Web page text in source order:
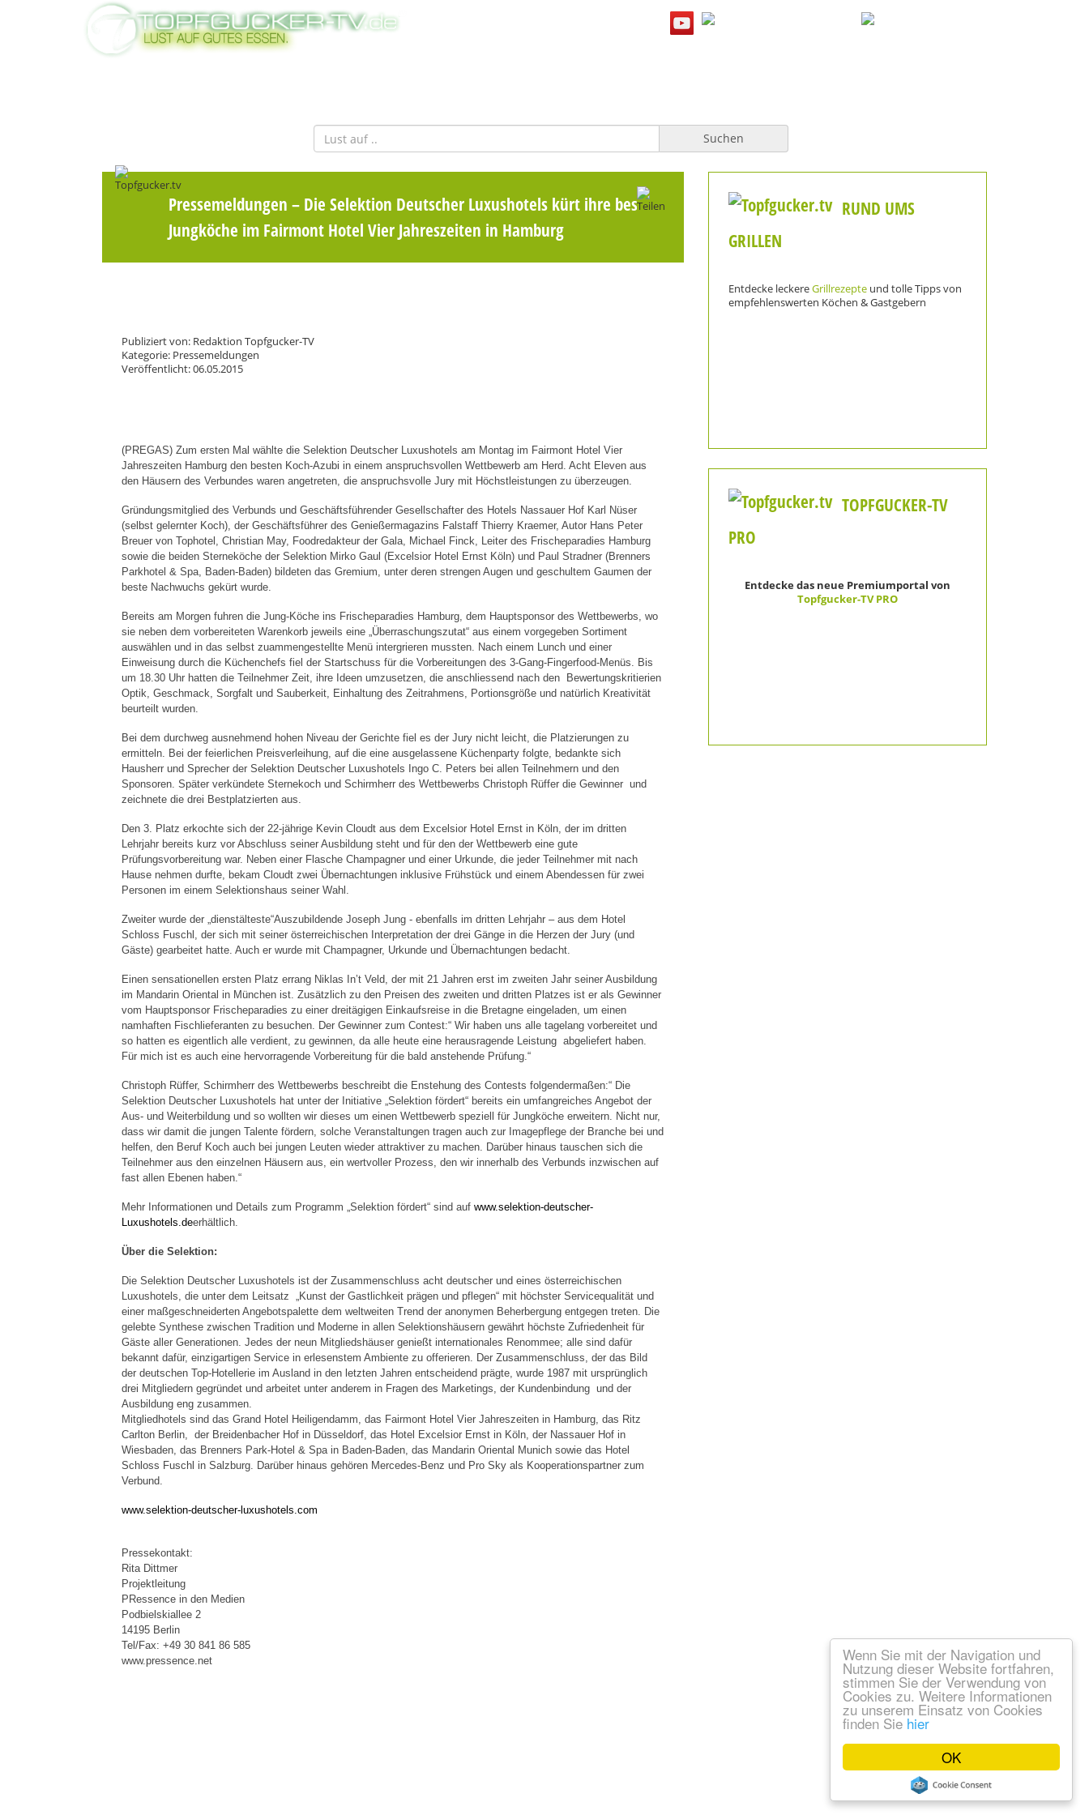
OK
Wenn Sie mit der Navigation und
Nutzung dieser Website fortfahren,
stimmen Sie der Verwendung von
Cookies zu. Weitere Informationen
zu unserem Einsatz von Cookies
finden Sie hier
Suchen
Pressemeldungen – Die Selektion Deutscher Luxushotels kürt ihre besten
Jungköche im Fairmont Hotel Vier Jahreszeiten in Hamburg
Publiziert von: Redaktion Topfgucker-TV
Kategorie: Pressemeldungen
Veröffentlicht: 06.05.2015
(PREGAS) Zum ersten Mal wählte die Selektion Deutscher Luxushotels am Montag im Fairmont Hotel Vier
Jahreszeiten Hamburg den besten Koch-Azubi in einem anspruchsvollen Wettbewerb am Herd. Acht Eleven aus
den Häusern des Verbundes waren angetreten, die anspruchsvolle Jury mit Höchstleistungen zu überzeugen.
Gründungsmitglied des Verbunds und Geschäftsführender Gesellschafter des Hotels Nassauer Hof Karl Nüser
(selbst gelernter Koch), der Geschäftsführer des Genießermagazins Falstaff Thierry Kraemer, Autor Hans Peter
Breuer von Tophotel, Christian May, Foodredakteur der Gala, Michael Finck, Leiter des Frischeparadies Hamburg
sowie die beiden Sterneköche der Selektion Mirko Gaul (Excelsior Hotel Ernst Köln) und Paul Stradner (Brenners
Parkhotel & Spa, Baden-Baden) bildeten das Gremium, unter deren strengen Augen und geschultem Gaumen der
beste Nachwuchs gekürt wurde.
Bereits am Morgen fuhren die Jung-Köche ins Frischeparadies Hamburg, dem Hauptsponsor des Wettbewerbs, wo
sie neben dem vorbereiteten Warenkorb jeweils eine „Überraschungszutat“ aus einem vorgegeben Sortiment
auswählen und in das selbst zuammengestellte Menü intergrieren mussten. Nach einem Lunch und einer
Einweisung durch die Küchenchefs fiel der Startschuss für die Vorbereitungen des 3-Gang-Fingerfood-Menüs. Bis
um 18.30 Uhr hatten die Teilnehmer Zeit, ihre Ideen umzusetzen, die anschliessend nach den Bewertungskritierien
Optik, Geschmack, Sorgfalt und Sauberkeit, Einhaltung des Zeitrahmens, Portionsgröße und natürlich Kreativität
beurteilt wurden.
Bei dem durchweg ausnehmend hohen Niveau der Gerichte fiel es der Jury nicht leicht, die Platzierungen zu
ermitteln. Bei der feierlichen Preisverleihung, auf die eine ausgelassene Küchenparty folgte, bedankte sich
Hausherr und Sprecher der Selektion Deutscher Luxushotels Ingo C. Peters bei allen Teilnehmern und den
Sponsoren. Später verkündete Sternekoch und Schirmherr des Wettbewerbs Christoph Rüffer die Gewinner und
zeichnete die drei Bestplatzierten aus.
Den 3. Platz erkochte sich der 22-jährige Kevin Cloudt aus dem Excelsior Hotel Ernst in Köln, der im dritten
Lehrjahr bereits kurz vor Abschluss seiner Ausbildung steht und für den der Wettbewerb eine gute
Prüfungsvorbereitung war. Neben einer Flasche Champagner und einer Urkunde, die jeder Teilnehmer mit nach
Hause nehmen durfte, bekam Cloudt zwei Übernachtungen inklusive Frühstück und einem Abendessen für zwei
Personen im einem Selektionshaus seiner Wahl.
Zweiter wurde der „dienstälteste“Auszubildende Joseph Jung - ebenfalls im dritten Lehrjahr – aus dem Hotel
Schloss Fuschl, der sich mit seiner österreichischen Interpretation der drei Gänge in die Herzen der Jury (und
Gäste) gearbeitet hatte. Auch er wurde mit Champagner, Urkunde und Übernachtungen bedacht.
Einen sensationellen ersten Platz errang Niklas In’t Veld, der mit 21 Jahren erst im zweiten Jahr seiner Ausbildung
im Mandarin Oriental in München ist. Zusätzlich zu den Preisen des zweiten und dritten Platzes ist er als Gewinner
vom Hauptsponsor Frischeparadies zu einer dreitägigen Einkaufsreise in die Bretagne eingeladen, um einen
namhaften Fischlieferanten zu besuchen. Der Gewinner zum Contest:“ Wir haben uns alle tagelang vorbereitet und
so hatten es eigentlich alle verdient, zu gewinnen, da alle heute eine herausragende Leistung abgeliefert haben.
Für mich ist es auch eine hervorragende Vorbereitung für die bald anstehende Prüfung.“
Christoph Rüffer, Schirmherr des Wettbewerbs beschreibt die Enstehung des Contests folgendermaßen:“ Die
Selektion Deutscher Luxushotels hat unter der Initiative „Selektion fördert“ bereits ein umfangreiches Angebot der
Aus- und Weiterbildung und so wollten wir dieses um einen Wettbewerb speziell für Jungköche erweitern. Nicht nur,
dass wir damit die jungen Talente fördern, solche Veranstaltungen tragen auch zur Imagepflege der Branche bei und
helfen, den Beruf Koch auch bei jungen Leuten wieder attraktiver zu machen. Darüber hinaus tauschen sich die
Teilnehmer aus den einzelnen Häusern aus, ein wertvoller Prozess, den wir innerhalb des Verbunds inzwischen auf
fast allen Ebenen haben.“
Mehr Informationen und Details zum Programm „Selektion fördert“ sind auf www.selektion-deutscher-
Luxushotels.deerhältlich.
Über die Selektion:
Die Selektion Deutscher Luxushotels ist der Zusammenschluss acht deutscher und eines österreichischen
Luxushotels, die unter dem Leitsatz „Kunst der Gastlichkeit prägen und pflegen“ mit höchster Servicequalität und
einer maßgeschneiderten Angebotspalette dem weltweiten Trend der anonymen Beherbergung entgegen treten. Die
gelebte Synthese zwischen Tradition und Moderne in allen Selektionshäusern gewährt höchste Zufriedenheit für
Gäste aller Generationen. Jedes der neun Mitgliedshäuser genießt internationales Renommee; alle sind dafür
bekannt dafür, einzigartigen Service in erlesenstem Ambiente zu offerieren. Der Zusammenschluss, der das Bild
der deutschen Top-Hotellerie im Ausland in den letzten Jahren entscheidend prägte, wurde 1987 mit ursprünglich
drei Mitgliedern gegründet und arbeitet unter anderem in Fragen des Marketings, der Kundenbindung und der
Ausbildung eng zusammen.
Mitgliedhotels sind das Grand Hotel Heiligendamm, das Fairmont Hotel Vier Jahreszeiten in Hamburg, das Ritz
Carlton Berlin, der Breidenbacher Hof in Düsseldorf, das Hotel Excelsior Ernst in Köln, der Nassauer Hof in
Wiesbaden, das Brenners Park-Hotel & Spa in Baden-Baden, das Mandarin Oriental Munich sowie das Hotel
Schloss Fuschl in Salzburg. Darüber hinaus gehören Mercedes-Benz und Pro Sky als Kooperationspartner zum
Verbund.
www.selektion-deutscher-luxushotels.com
Pressekontakt:
Rita Dittmer
Projektleitung
PRessence in den Medien
Podbielskiallee 2
14195 Berlin
Tel/Fax: +49 30 841 86 585
www.pressence.net
RUND UMS
GRILLEN
Entdecke leckereGrillrezepte und tolle Tipps von
empfehlenswerten Köchen & Gastgebern
TOPFGUCKER-TV
PRO
Entdecke das neue Premiumportal von
Topfgucker-TV PRO
Datenschutz